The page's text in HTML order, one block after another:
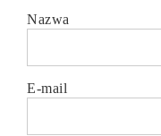
Nazwa
E-mail